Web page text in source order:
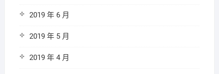
2019 年 6 月
2019 年 5 月
2019 年 4 月